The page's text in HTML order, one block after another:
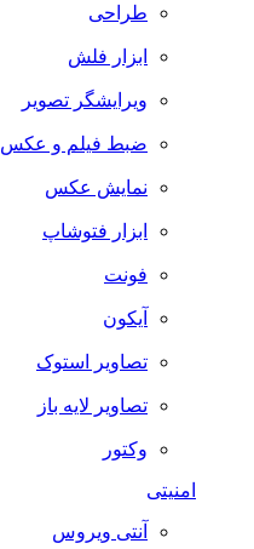
طراحی
ابزار فلش
ویرایشگر تصویر
ضبط فيلم و عكس
نمایش عکس
ابزار فتوشاپ
فونت
آیکون
تصاویر استوک
تصاویر لایه باز
وکتور
امنیتی
آنتی ویروس